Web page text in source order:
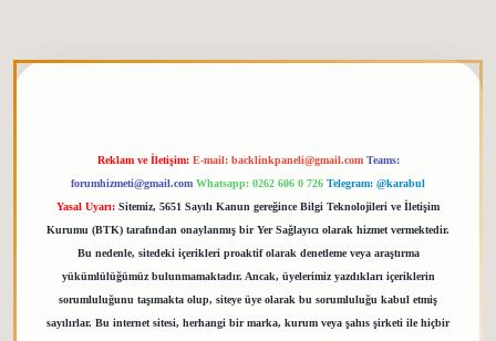
Reklam ve İletişim: E-mail: backlinkpaneli@gmail.com Teams:
forumhizmeti@gmail.com Whatsapp: 0262 606 0 726 Telegram: @karabul
Yasal Uyarı: Sitemiz, 5651 Sayılı Kanun gereğince Bilgi Teknolojileri ve İletişim
Kurumu (BTK) tarafından onaylanmış bir Yer Sağlayıcı olarak hizmet vermektedir.
Bu nedenle, sitedeki içerikleri proaktif olarak denetleme veya araştırma
yükümlülüğümüz bulunmamaktadır. Ancak, üyelerimiz yazdıkları içeriklerin
sorumluluğunu taşımakta olup, siteye üye olarak bu sorumluluğu kabul etmiş
sayılırlar. Bu internet sitesi, herhangi bir marka, kurum veya şahıs şirketi ile hiçbir